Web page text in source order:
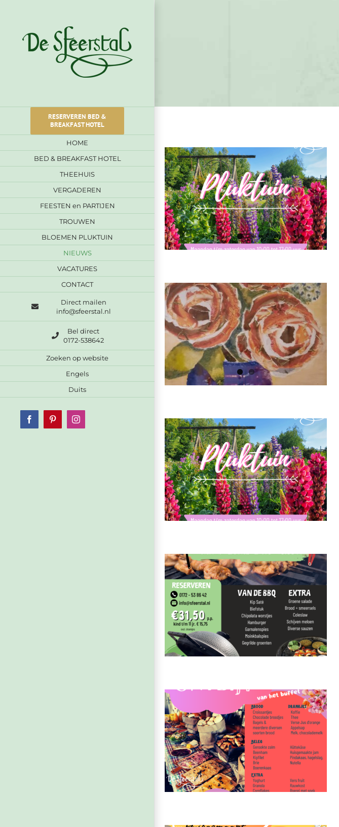
inhoud
RESERVEREN BED &
BREAKFAST HOTEL
HOME
BED & BREAKFAST HOTEL
THEEHUIS
VERGADEREN
FEESTEN en PARTIJEN
TROUWEN
BLOEMEN PLUKTUIN
NIEUWS
VACATURES
CONTACT
Direct mailen
info@sfeerstal.nl
Bel direct
0172-538642
Zoeken op website
Engels
Duits
FacebookPinterestInstagram